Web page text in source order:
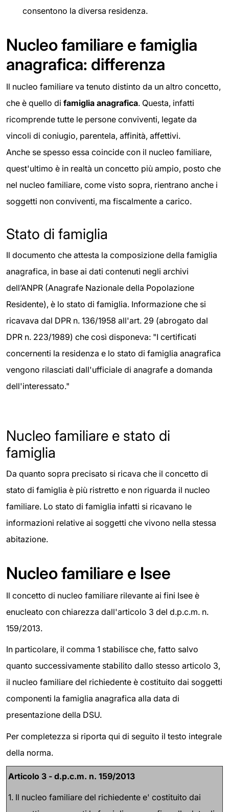
consentono la diversa residenza.
Nucleo familiare e famiglia
anagrafica: differenza
Il nucleo familiare va tenuto distinto da un altro concetto,
che è quello di famiglia anagrafica. Questa, infatti
ricomprende tutte le persone conviventi, legate da
vincoli di coniugio, parentela, affinità, affettivi.
Anche se spesso essa coincide con il nucleo familiare,
quest'ultimo è in realtà un concetto più ampio, posto che
nel nucleo familiare, come visto sopra, rientrano anche i
soggetti non conviventi, ma fiscalmente a carico.
Stato di famiglia
Il documento che attesta la composizione della famiglia
anagrafica, in base ai dati contenuti negli archivi
dell’ANPR (Anagrafe Nazionale della Popolazione
Residente), è lo stato di famiglia. Informazione che si
ricavava dal DPR n. 136/1958 all'art. 29 (abrogato dal
DPR n. 223/1989) che così disponeva: "I certificati
concernenti la residenza e lo stato di famiglia anagrafica
vengono rilasciati dall'ufficiale di anagrafe a domanda
dell'interessato."
Nucleo familiare e stato di
famiglia
Da quanto sopra precisato si ricava che il concetto di
stato di famiglia è più ristretto e non riguarda il nucleo
familiare. Lo stato di famiglia infatti si ricavano le
informazioni relative ai soggetti che vivono nella stessa
abitazione.
Nucleo familiare e Isee
Il concetto di nucleo familiare rilevante ai fini Isee è
enucleato con chiarezza dall'articolo 3 del d.p.c.m. n.
159/2013.
In particolare, il comma 1 stabilisce che, fatto salvo
quanto successivamente stabilito dallo stesso articolo 3,
il nucleo familiare del richiedente è costituito dai soggetti
componenti la famiglia anagrafica alla data di
presentazione della DSU.
Per completezza si riporta qui di seguito il testo integrale
della norma.
Articolo 3 - d.p.c.m. n. 159/2013
1. Il nucleo familiare del richiedente e' costituito dai